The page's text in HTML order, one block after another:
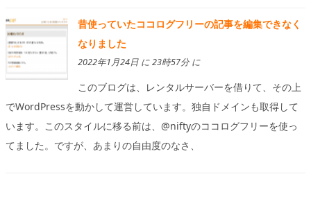
昔使っていたココログフリーの記事を編集できなく
なりました
2022年1月24日 に 23時57分 に
このブログは、レンタルサーバーを借りて、その上
でWordPressを動かして運営しています。独自ドメインも取得して
います。このスタイルに移る前は、@niftyのココログフリーを使っ
てました。ですが、あまりの自由度のなさ、